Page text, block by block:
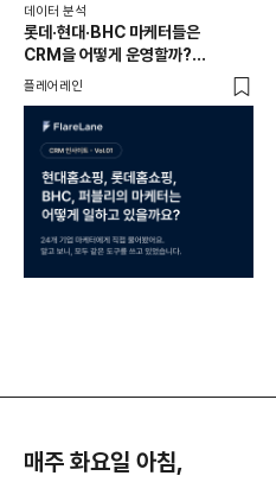
데이터 분석
롯데·현대·BHC 마케터들은
CRM을 어떻게 운영할까?
24개사가 직접 답한 마케팅 자동화
플레어레인
매주 화요일 아침,